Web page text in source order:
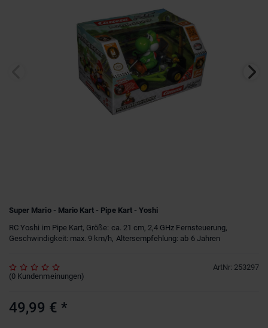
Super Mario - Mario Kart - Pipe Kart - Yoshi
RC Yoshi im Pipe Kart, Größe: ca. 21 cm, 2,4 GHz Fernsteuerung,
Geschwindigkeit: max. 9 km/h, Altersempfehlung: ab 6 Jahren
ArtNr: 253297
(0 Kundenmeinungen)
49,99 € *